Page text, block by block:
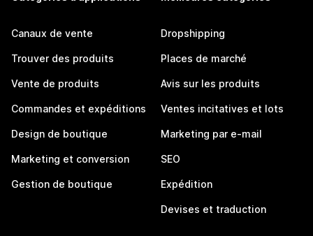
Canaux de vente
Trouver des produits
Vente de produits
Commandes et expéditions
Design de boutique
Marketing et conversion
Gestion de boutique
Dropshipping
Places de marché
Avis sur les produits
Ventes incitatives et lots
Marketing par e-mail
SEO
Expédition
Devises et traduction